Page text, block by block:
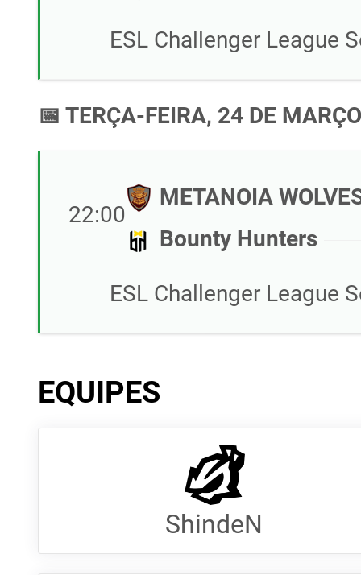
ESL Challenger League
📅 TERÇA-FEIRA, 24 DE
22:00
METANOIA
Bounty Hunters
ESL Challenger League
EQUIPES
ShindeN